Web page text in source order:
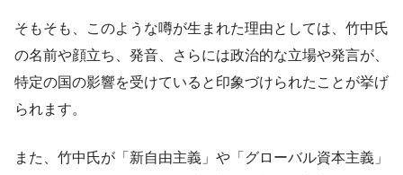
そもそも、このような噂が生まれた理由としては、竹中氏
の名前や顔立ち、発音、さらには政治的な立場や発言が、
特定の国の影響を受けていると印象づけられたことが挙げ
られます。
また、竹中氏が「新自由主義」や「グローバル資本主義」